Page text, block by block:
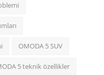
OMODA 5 SUV
5 teknik özellikler